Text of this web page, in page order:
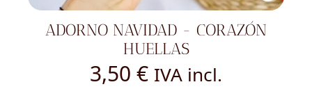
ADORNO NAVIDAD - CORAZÓN
HUELLAS
3,50 € IVA incl.